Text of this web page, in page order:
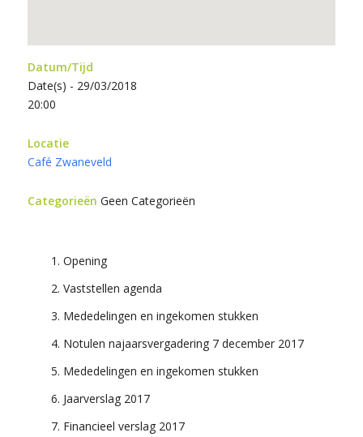
Datum/Tijd
Date(s) - 29/03/2018
20:00
Locatie
Café Zwaneveld
Categorieën Geen Categorieën
Opening
Vaststellen agenda
Mededelingen en ingekomen stukken
Notulen najaarsvergadering 7 december 2017
Mededelingen en ingekomen stukken
Jaarverslag 2017
Financieel verslag 2017